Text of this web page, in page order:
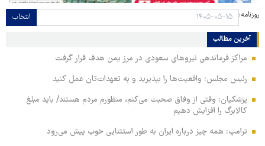
روزنامه: انتخاب
آخرین مطالب
مراکز فرماندهی نیروهای سعودی در مرز یمن هدف قرار گرفت
رئیس مجلس: واقعیت‌ها را بپذیرید و به تعهدات‌تان عمل کنید
پزشکیان: وقتی از وفاق صحبت می‌کنم، منظورم مردم هستند/ باید مبلغ
کالابرگ را افزایش دهیم
ترامپ: همه چیز درباره ایران به طور استثنایی خوب پیش می‌رود